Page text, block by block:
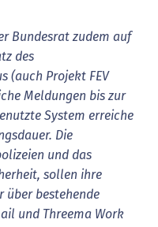
Bundesrat zudem auf
des
(auch Projekt FEV
Meldungen bis zur
System erreiche
Die
und das
sollen ihre
über bestehende
und Threema Work